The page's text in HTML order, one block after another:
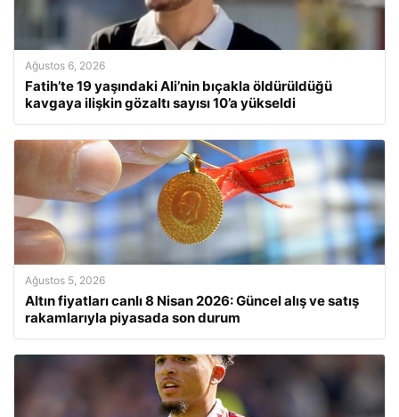
Ağustos 6, 2026
Fatih’te 19 yaşındaki Ali’nin bıçakla öldürüldüğü
kavgaya ilişkin gözaltı sayısı 10’a yükseldi
Ağustos 5, 2026
Altın fiyatları canlı 8 Nisan 2026: Güncel alış ve satış
rakamlarıyla piyasada son durum